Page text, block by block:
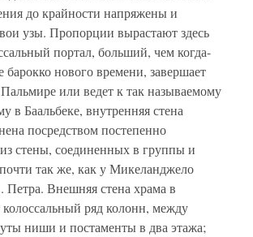
до крайности напряжены и
узы. Пропорции вырастают здесь
портал, больший, чем когда-
барокко нового времени, завершает
или ведет к так называемому
в Баальбеке, внутренняя стена
посредством постепенно
стены, соединенных в группы и
так же, как у Микеланджело
Петра. Внешняя стена храма в
колоссальный ряд колонн, между
ниши и постаменты в два этажа;